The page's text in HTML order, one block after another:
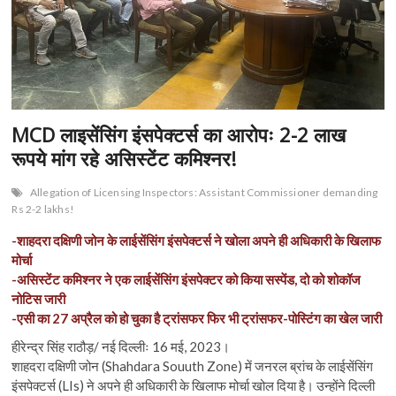
MCD लाइसेंसिंग इंसपेक्टर्स का आरोपः 2-2 लाख
रूपये मांग रहे असिस्टेंट कमिश्नर!
Allegation of Licensing Inspectors: Assistant Commissioner demanding
Rs 2-2 lakhs!
-शाहदरा दक्षिणी जोन के लाईसेंसिंग इंसपेक्टर्स ने खोला अपने ही अधिकारी के खिलाफ
मोर्चा
-असिस्टेंट कमिश्नर ने एक लाईसेंसिंग इंसपेक्टर को किया सस्पेंड, दो को शोकॉज
नोटिस जारी
-एसी का 27 अप्रैल को हो चुका है ट्रांसफर फिर भी ट्रांसफर-पोस्टिंग का खेल जारी
हीरेन्द्र सिंह राठौड़/ नई दिल्लीः 16 मई, 2023।
शाहदरा दक्षिणी जोन (Shahdara Souuth Zone) में जनरल ब्रांच के लाईसेंसिंग
इंसपेक्टर्स (LIs) ने अपने ही अधिकारी के खिलाफ मोर्चा खोल दिया है। उन्होंने दिल्ली